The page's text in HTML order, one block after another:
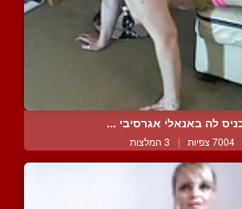
לה באנאלי אגרסיבי ...
7004 צפיות | 3 המלצות